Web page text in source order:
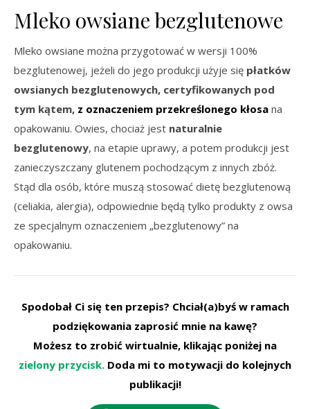
Mleko owsiane bezglutenowe
Mleko owsiane można przygotować w wersji 100%
bezglutenowej, jeżeli do jego produkcji użyje się płatków
owsianych bezglutenowych, certyfikowanych pod
tym kątem, z oznaczeniem przekreślonego kłosa na
opakowaniu. Owies, chociaż jest naturalnie
bezglutenowy, na etapie uprawy, a potem produkcji jest
zanieczyszczany glutenem pochodzącym z innych zbóż.
Stąd dla osób, które muszą stosować dietę bezglutenową
(celiakia, alergia), odpowiednie będą tylko produkty z owsa
ze specjalnym oznaczeniem „bezglutenowy” na
opakowaniu.
Spodobał Ci się ten przepis? Chciał(a)byś w ramach
podziękowania zaprosić mnie na kawę?
Możesz to zrobić wirtualnie, klikając poniżej na
zielony przycisk. Doda mi to motywacji do kolejnych
publikacji!